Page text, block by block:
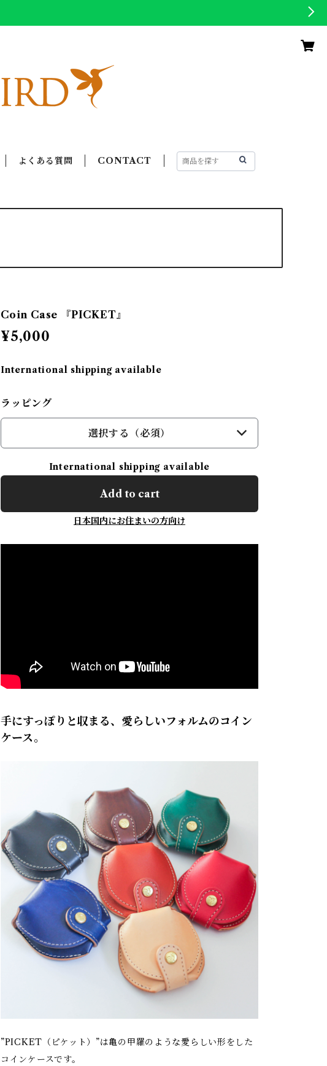
よくある質問 CONTACT
Coin Case 『PICKET』
¥5,000
International shipping available
ラッピング
選択する（必須）
International shipping available
Add to cart
日本国内にお住まいの方向け
手にすっぽりと収まる、愛らしいフォルムのコイン
ケース。
”PICKET（ピケット）”は亀の甲羅のような愛らしい形をした
コインケースです。